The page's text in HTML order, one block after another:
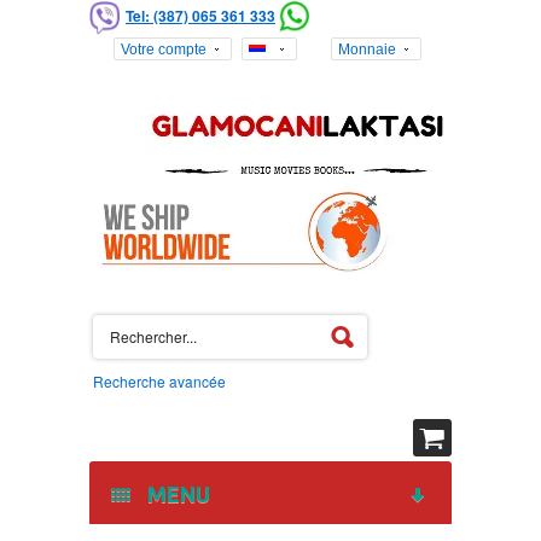
Tel: (387) 065 361 333
Votre compte Monnaie
Recherche avancée
MENU